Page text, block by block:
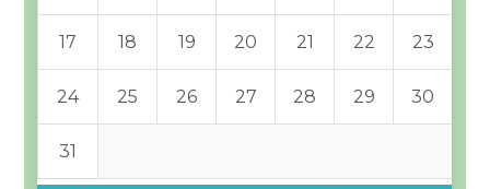
17 18 19 20 21 22 23
24 25 26 27 28 29 30
31